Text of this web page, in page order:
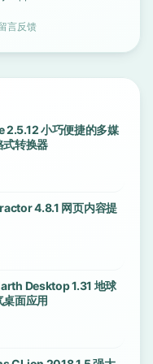
言反馈
2.5.12 小巧便捷的多媒
式转换器
4.8.1 网页内容提
Desktop 1.31 地球
面应用